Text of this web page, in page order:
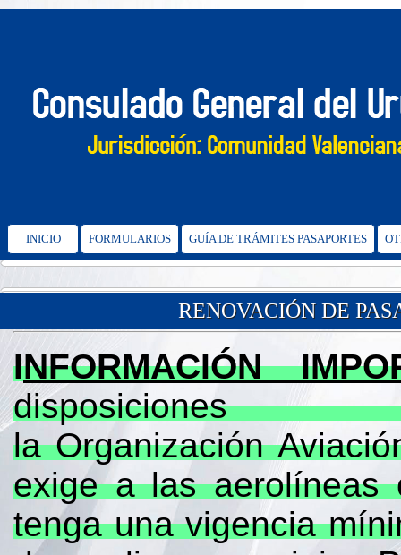
INICIO FORMULARIOS GUÍA DE TRÁMITES PASAPORTES
RENOVACIÓN DE
INFORMACIÓN
la Organización
exige a las aerolíneas
tenga una vigencia